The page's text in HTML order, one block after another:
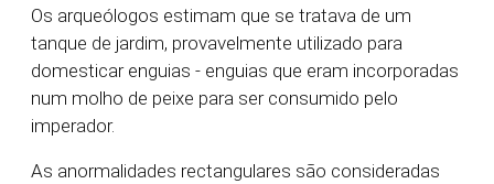
Os arqueólogos estimam que se tratava de um
tanque de jardim, provavelmente utilizado para
domesticar enguias - enguias que eram incorporadas
num molho de peixe para ser consumido pelo
imperador.
As anormalidades rectangulares são consideradas